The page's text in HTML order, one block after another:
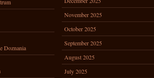
Doznania
November 2025
October 2025
September 2025
August 2025
July 2025